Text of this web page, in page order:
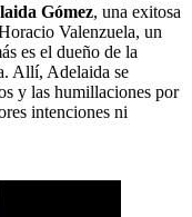
Gómez, una exitosa
Valenzuela, un
es el dueño de la
Allí, Adelaida se
y las humillaciones por
intenciones ni